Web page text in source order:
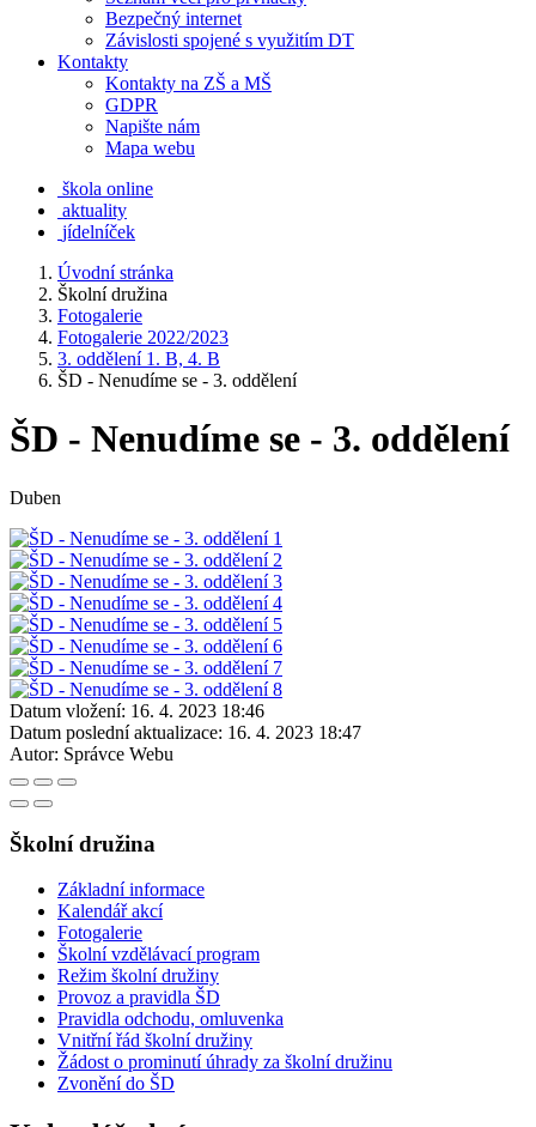
Bezpečný internet
Závislosti spojené s využitím DT
Kontakty
Kontakty na ZŠ a MŠ
GDPR
Napište nám
Mapa webu
škola online
aktuality
jídelníček
Úvodní stránka
Školní družina
Fotogalerie
Fotogalerie 2022/2023
3. oddělení 1. B, 4. B
ŠD - Nenudíme se - 3. oddělení
ŠD - Nenudíme se - 3. oddělení
Duben
Datum vložení: 16. 4. 2023 18:46
Datum poslední aktualizace: 16. 4. 2023 18:47
Autor: Správce Webu
Školní družina
Základní informace
Kalendář akcí
Fotogalerie
Školní vzdělávací program
Režim školní družiny
Provoz a pravidla ŠD
Pravidla odchodu, omluvenka
Vnitřní řád školní družiny
Žádost o prominutí úhrady za školní družinu
Zvonění do ŠD